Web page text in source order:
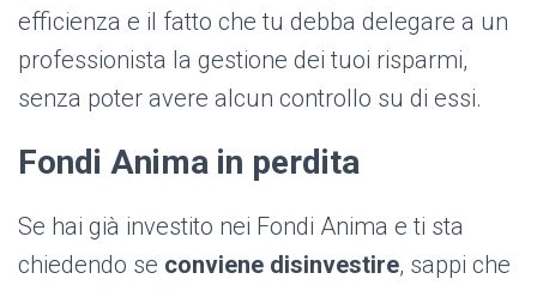
efficienza e il fatto che tu debba delegare a un
professionista la gestione dei tuoi risparmi,
senza poter avere alcun controllo su di essi.
Fondi Anima in perdita
Se hai già investito nei Fondi Anima e ti sta
chiedendo se conviene disinvestire, sappi che